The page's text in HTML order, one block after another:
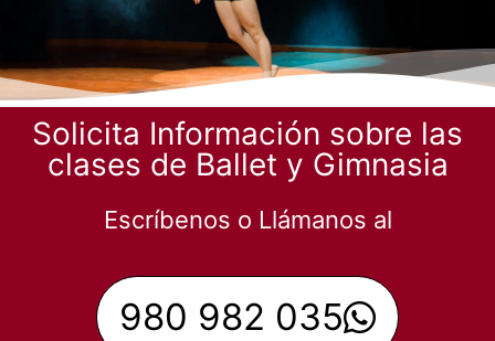
Solicita Información sobre las
clases de Ballet y Gimnasia
Escríbenos o Llámanos al
980 982 035